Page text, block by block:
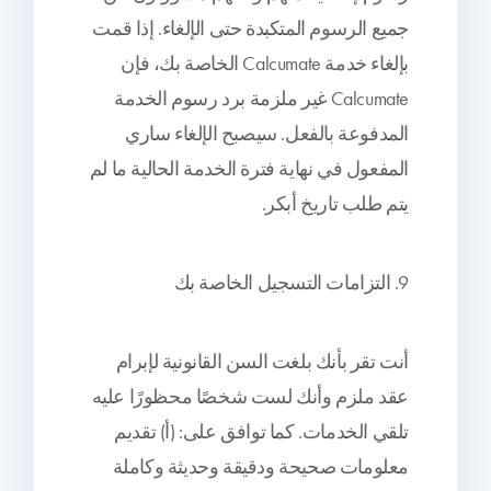
جميع الرسوم المتكبدة حتى الإلغاء. إذا قمت
بإلغاء خدمة Calcumate الخاصة بك، فإن
Calcumate غير ملزمة برد رسوم الخدمة
المدفوعة بالفعل. سيصبح الإلغاء ساري
المفعول في نهاية فترة الخدمة الحالية ما لم
يتم طلب تاريخ أبكر.
9. التزامات التسجيل الخاصة بك
أنت تقر بأنك بلغت السن القانونية لإبرام
عقد ملزم وأنك لست شخصًا محظورًا عليه
تلقي الخدمات. كما توافق على: (أ) تقديم
معلومات صحيحة ودقيقة وحديثة وكاملة